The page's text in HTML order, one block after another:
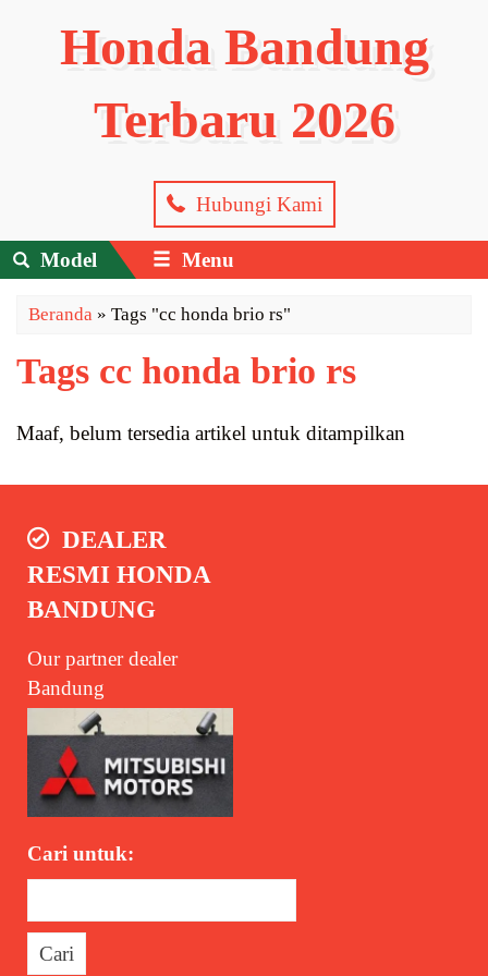
Honda Bandung
Terbaru 2026
Hubungi Kami
Model Menu
Beranda » Tags "cc honda brio rs"
Tags cc honda brio rs
Maaf, belum tersedia artikel untuk ditampilkan
DEALER
RESMI HONDA
BANDUNG
Our partner dealer
Bandung
Cari untuk: